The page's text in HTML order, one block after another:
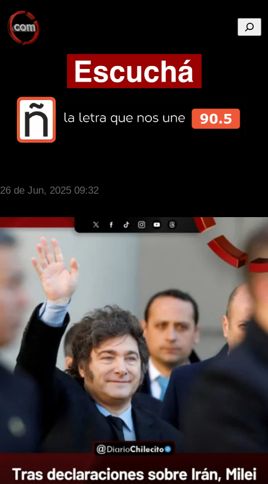
26 de Jun, 2025 09:32